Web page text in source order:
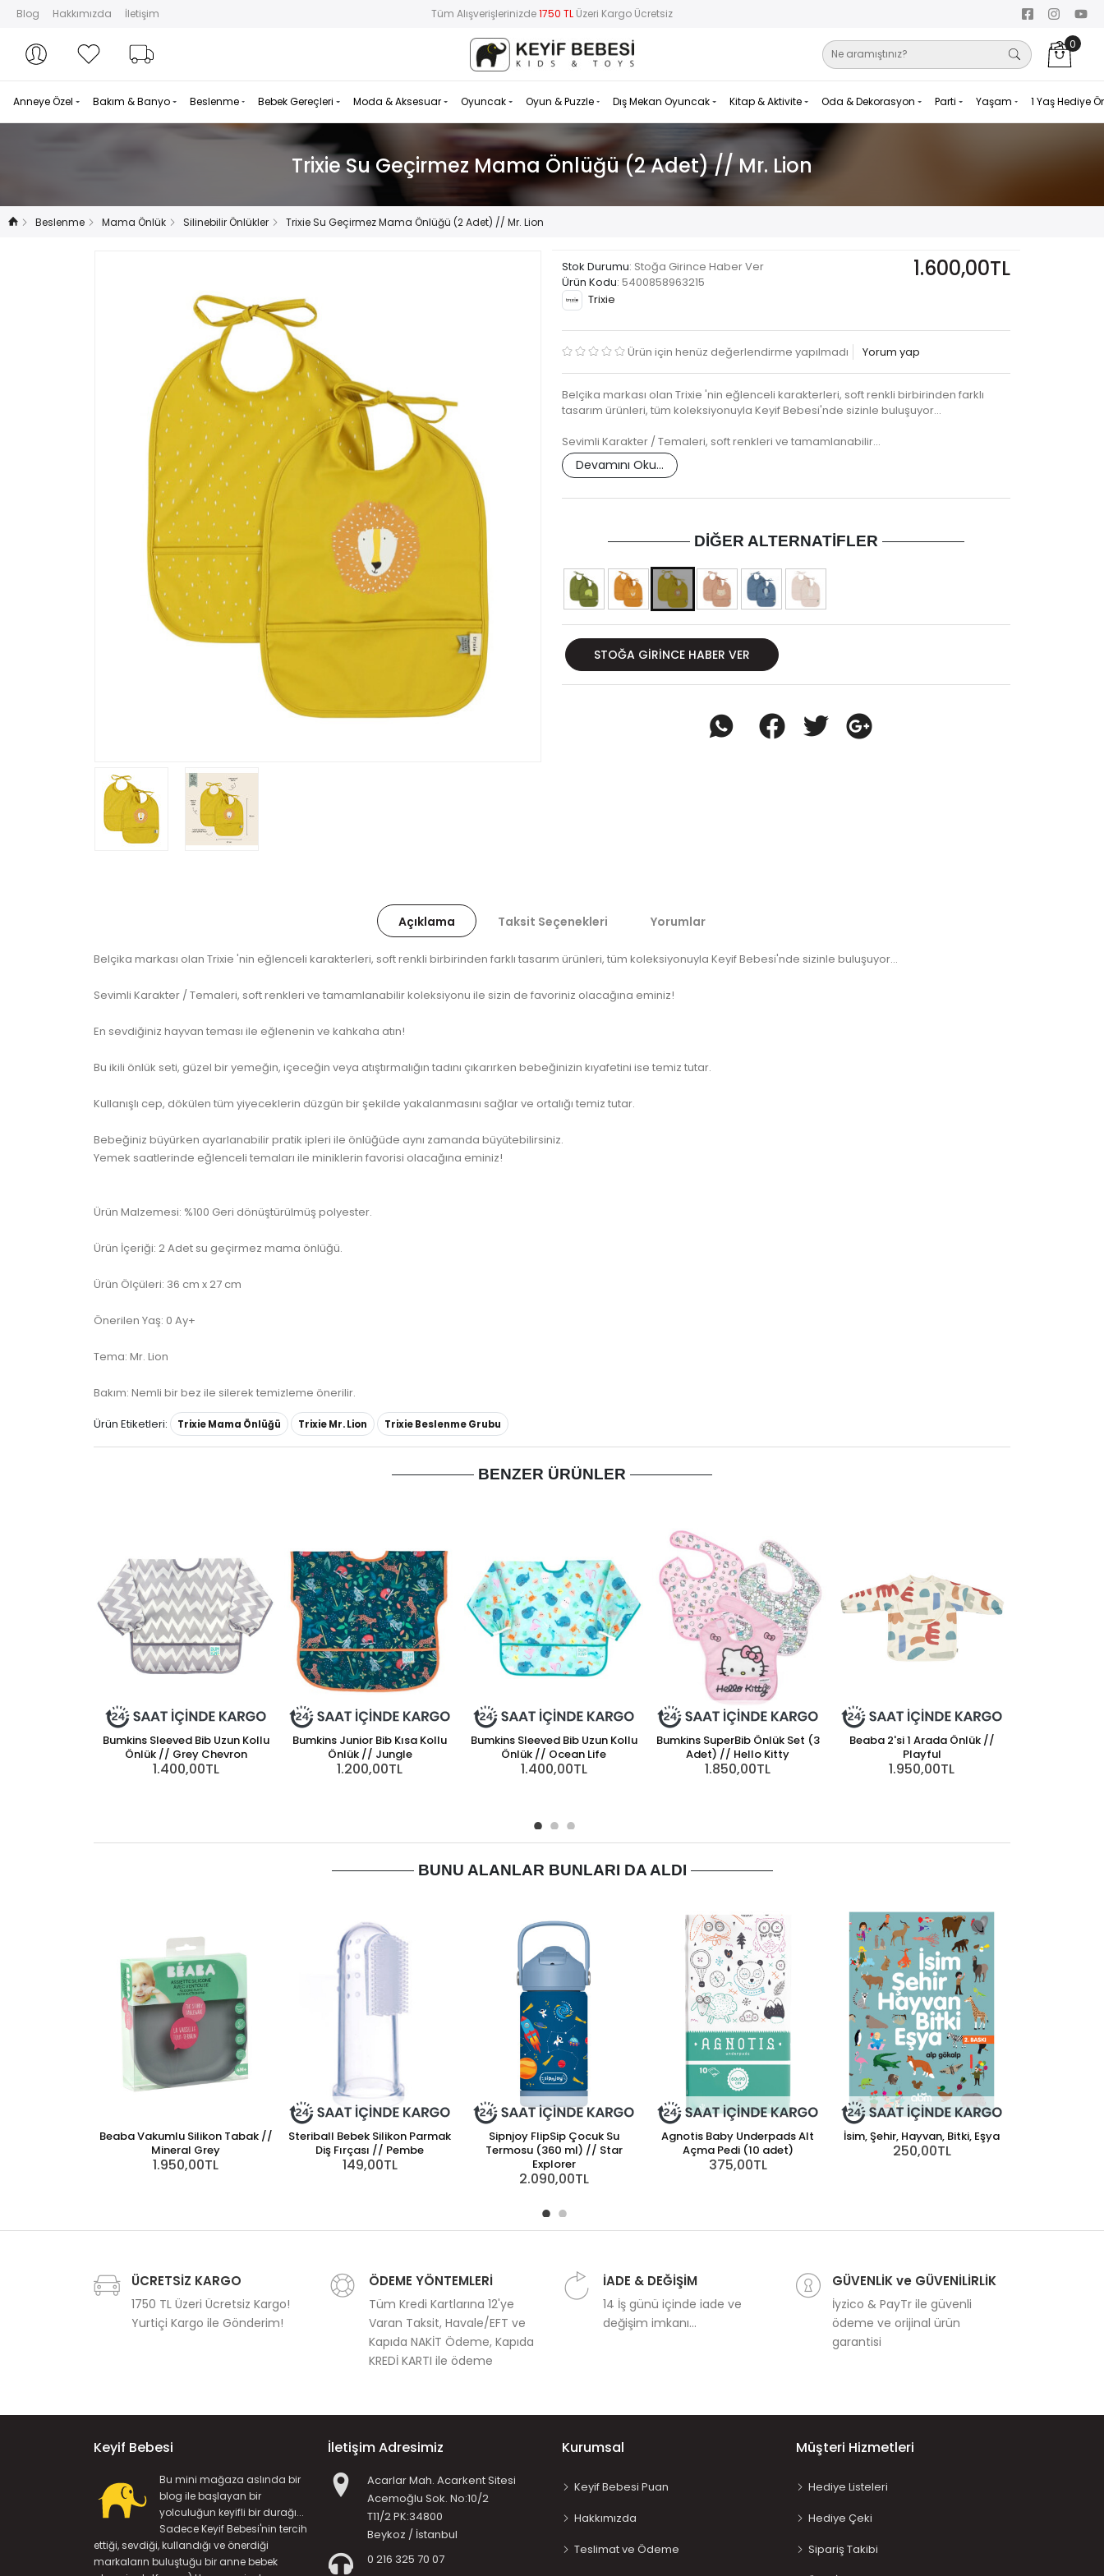
Blog Hakkımızda İletişim Tüm Alışverişlerinizde1750 TL Üzeri Kargo Ücretsiz
Hesabım
Hesabım Favorilerim 0
Anneye Özel Bakım & Banyo Beslenme Bebek Gereçleri Moda & Aksesuar Oyuncak Oyun & Puzzle Dış Mekan Oyuncak Kitap & Aktivite Oda & Dekorasyon Parti Yaşam 1 Yaş Hediye
Trixie Su Geçirmez Mama Önlüğü (2 Adet) // Mr. Lion
Beslenme Mama Önlük Silinebilir Önlükler Trixie Su Geçirmez Mama Önlüğü (2 Adet) // Mr. Lion
Stok Durumu: Stoğa Girince Haber Ver
Ürün Kodu: 5400858963215
Trixie
1.600,00TL
Ürün için henüz değerlendirme yapılmadı Yorum yap
Belçika markası olan Trixie 'nin eğlenceli karakterleri, soft renkli birbirinden farklı
tasarım ürünleri, tüm koleksiyonuyla Keyif Bebesi'nde sizinle buluşuyor...
Sevimli Karakter / Temaleri, soft renkleri ve tamamlanabilir…
Devamını Oku...
DIĞER ALTERNATIFLER
STOĞA GIRINCE HABER VER
Açıklama Taksit Seçenekleri Yorumlar
Belçika markası olan Trixie 'nin eğlenceli karakterleri, soft renkli birbirinden farklı tasarım ürünleri, tüm koleksiyonuyla Keyif Bebesi'nde sizinle buluşuyor...
Sevimli Karakter / Temaleri, soft renkleri ve tamamlanabilir koleksiyonu ile sizin de favoriniz olacağına eminiz!
En sevdiğiniz hayvan teması ile eğlenenin ve kahkaha atın!
Bu ikili önlük seti, güzel bir yemeğin, içeceğin veya atıştırmalığın tadını çıkarırken bebeğinizin kıyafetini ise temiz tutar.
Kullanışlı cep, dökülen tüm yiyeceklerin düzgün bir şekilde yakalanmasını sağlar ve ortalığı temiz tutar.
Bebeğiniz büyürken ayarlanabilir pratik ipleri ile önlüğüde aynı zamanda büyütebilirsiniz.
Yemek saatlerinde eğlenceli temaları ile miniklerin favorisi olacağına eminiz!
Ürün Malzemesi: %100 Geri dönüştürülmüş polyester.
Ürün İçeriği: 2 Adet su geçirmez mama önlüğü.
Ürün Ölçüleri: 36 cm x 27 cm
Önerilen Yaş: 0 Ay+
Tema: Mr. Lion
Bakım: Nemli bir bez ile silerek temizleme önerilir.
Ürün Etiketleri:
Trixie Mama Önlüğü Trixie Mr. Lion Trixie Beslenme Grubu
BENZER ÜRÜNLER
Bumkins Sleeved Bib Uzun Kollu
Önlük // Grey Chevron
1.400,00TL
Bumkins Junior Bib Kısa Kollu
Önlük // Jungle
1.200,00TL
Bumkins Sleeved Bib Uzun Kollu
Önlük // Ocean Life
1.400,00TL
Bumkins SuperBib Önlük Set (3
Adet) // Hello Kitty
1.850,00TL
Beaba 2'si 1 Arada Önlük //
Playful
1.950,00TL
BUNU ALANLAR BUNLARI DA ALDI
Beaba Vakumlu Silikon Tabak //
Mineral Grey
1.950,00TL
Steriball Bebek Silikon Parmak
Diş Fırçası // Pembe
149,00TL
Sipnjoy FlipSip Çocuk Su
Termosu (360 ml) // Star
Explorer
2.090,00TL
Agnotis Baby Underpads Alt
Açma Pedi (10 adet)
375,00TL
İsim, Şehir, Hayvan, Bitki, Eşya
250,00TL
ÜCRETSİZ KARGO
1750 TL Üzeri Ücretsiz Kargo!
Yurtiçi Kargo ile Gönderim!
ÖDEME YÖNTEMLERİ
Tüm Kredi Kartlarına 12'ye
Varan Taksit, Havale/EFT ve
Kapıda NAKİT Ödeme, Kapıda
KREDİ KARTI ile ödeme
İADE & DEĞİŞİM
14 İş günü içinde iade ve
değişim imkanı...
GÜVENLİK ve GÜVENİLİRLİK
İyzico & PayTr ile güvenli
ödeme ve orijinal ürün
garantisi
Keyif Bebesi
Bu mini mağaza aslında bir
blog ile başlayan bir
yolculuğun keyifli bir durağı...
Sadece Keyif Bebesi'nin tercih
ettiği, sevdiği, kullandığı ve önerdiği
markaların buluştuğu bir anne bebek
İletişim Adresimiz
Acarlar Mah. Acarkent Sitesi
Acemoğlu Sok. No:10/2
T11/2 PK:34800
Beykoz / İstanbul
0 216 325 70 07
Kurumsal
Keyif Bebesi Puan
Hakkımızda
Teslimat ve Ödeme
Müşteri Hizmetleri
Hediye Listeleri
Hediye Çeki
Sipariş Takibi